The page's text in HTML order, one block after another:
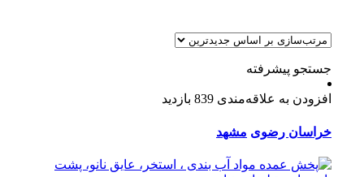
جستجو پیشرفته
افزودن به علاقه‌مندی 839 بازدید
خراسان رضوی مشهد